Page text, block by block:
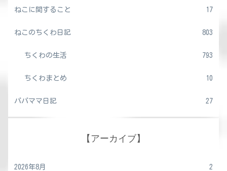
ねこに関すること 17
ねこのちくわ日記 803
ちくわの生活 793
ちくわまとめ 10
パパママ日記 27
【アーカイブ】
2026年8月 2